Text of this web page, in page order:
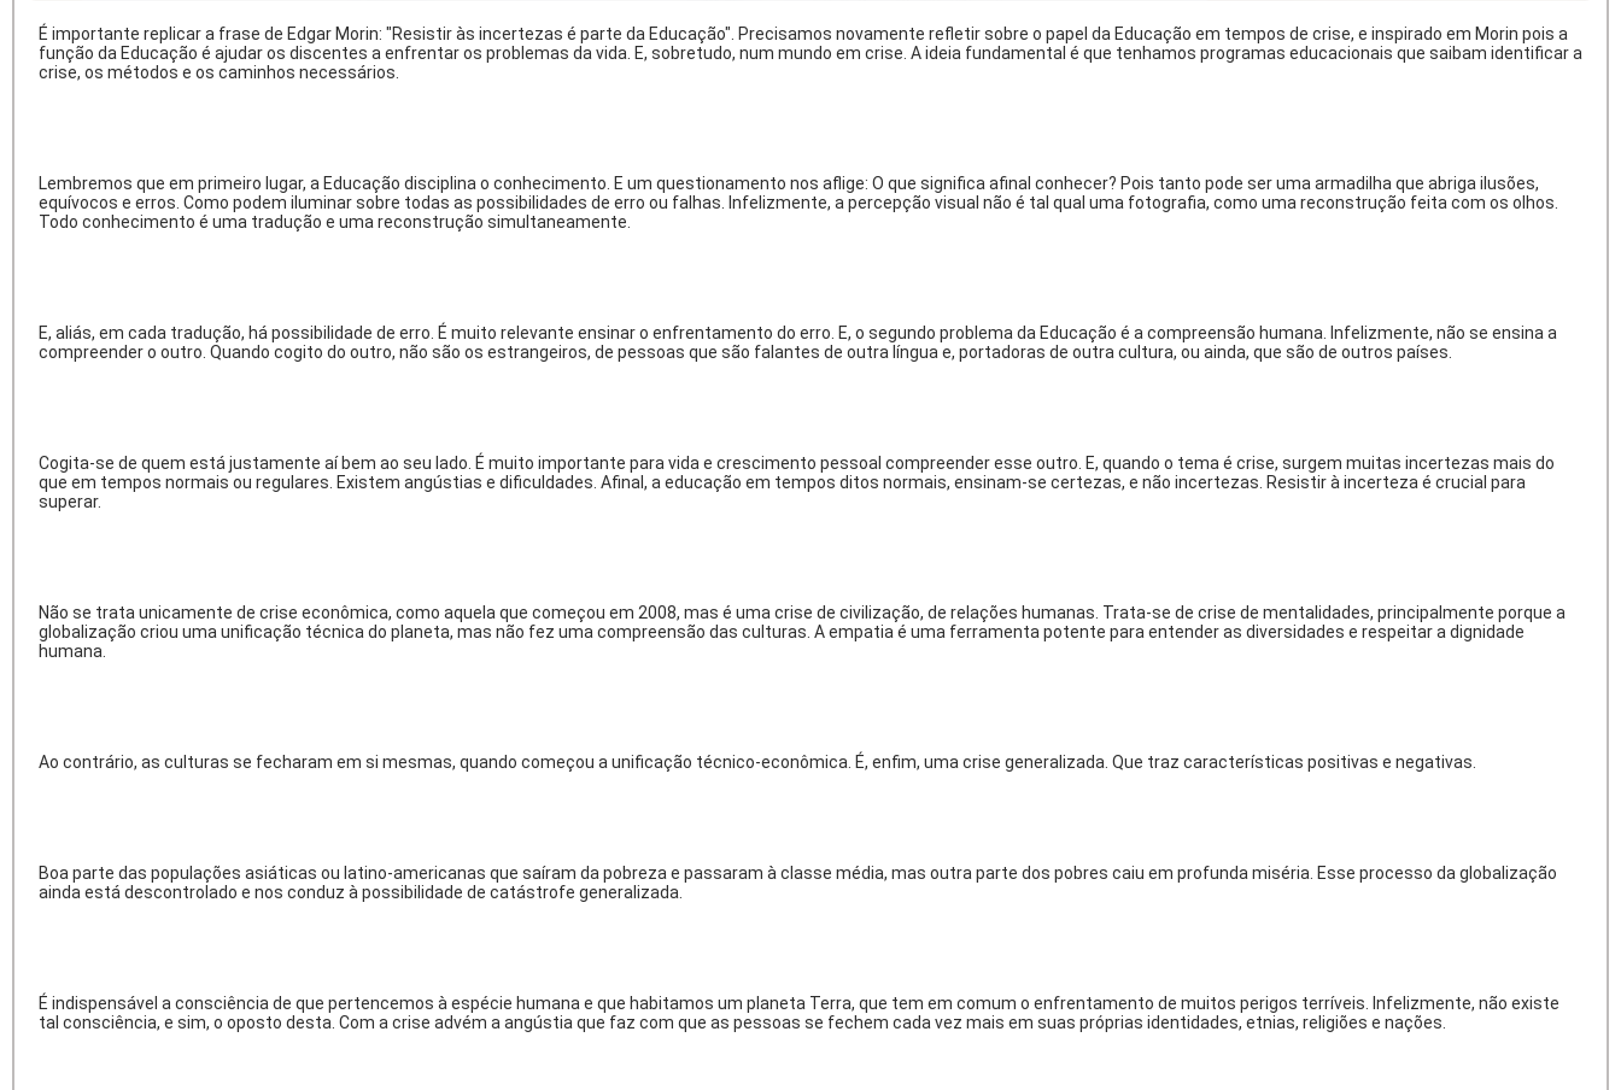
É importante replicar a frase de Edgar Morin: "Resistir às incertezas é parte da Educação". Precisamos novamente refletir sobre o papel da Educação em tempos de crise, e inspirado em Morin pois a
função da Educação é ajudar os discentes a enfrentar os problemas da vida. E, sobretudo, num mundo em crise. A ideia fundamental é que tenhamos programas educacionais que saibam identificar a
crise, os métodos e os caminhos necessários.
Lembremos que em primeiro lugar, a Educação disciplina o conhecimento. E um questionamento nos aflige: O que significa afinal conhecer? Pois tanto pode ser uma armadilha que abriga ilusões,
equívocos e erros. Como podem iluminar sobre todas as possibilidades de erro ou falhas. Infelizmente, a percepção visual não é tal qual uma fotografia, como uma reconstrução feita com os olhos.
Todo conhecimento é uma tradução e uma reconstrução simultaneamente.
E, aliás, em cada tradução, há possibilidade de erro. É muito relevante ensinar o enfrentamento do erro. E, o segundo problema da Educação é a compreensão humana. Infelizmente, não se ensina a
compreender o outro. Quando cogito do outro, não são os estrangeiros, de pessoas que são falantes de outra língua e, portadoras de outra cultura, ou ainda, que são de outros países.
Cogita-se de quem está justamente aí bem ao seu lado. É muito importante para vida e crescimento pessoal compreender esse outro. E, quando o tema é crise, surgem muitas incertezas mais do
que em tempos normais ou regulares. Existem angústias e dificuldades. Afinal, a educação em tempos ditos normais, ensinam-se certezas, e não incertezas. Resistir à incerteza é crucial para
superar.
Não se trata unicamente de crise econômica, como aquela que começou em 2008, mas é uma crise de civilização, de relações humanas. Trata-se de crise de mentalidades, principalmente porque a
globalização criou uma unificação técnica do planeta, mas não fez uma compreensão das culturas. A empatia é uma ferramenta potente para entender as diversidades e respeitar a dignidade
humana.
Ao contrário, as culturas se fecharam em si mesmas, quando começou a unificação técnico-econômica. É, enfim, uma crise generalizada. Que traz características positivas e negativas.
Boa parte das populações asiáticas ou latino-americanas que saíram da pobreza e passaram à classe média, mas outra parte dos pobres caiu em profunda miséria. Esse processo da globalização
ainda está descontrolado e nos conduz à possibilidade de catástrofe generalizada.
É indispensável a consciência de que pertencemos à espécie humana e que habitamos um planeta Terra, que tem em comum o enfrentamento de muitos perigos terríveis. Infelizmente, não existe
tal consciência, e sim, o oposto desta. Com a crise advém a angústia que faz com que as pessoas se fechem cada vez mais em suas próprias identidades, etnias, religiões e nações.